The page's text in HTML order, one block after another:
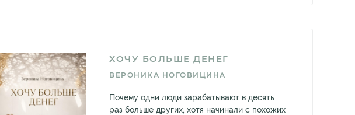
ХОЧУ БОЛЬШЕ ДЕНЕГ
ВЕРОНИКА НОГОВИЦИНА
Почему одни люди зарабатывают в десять
раз больше других, хотя начинали с похожих